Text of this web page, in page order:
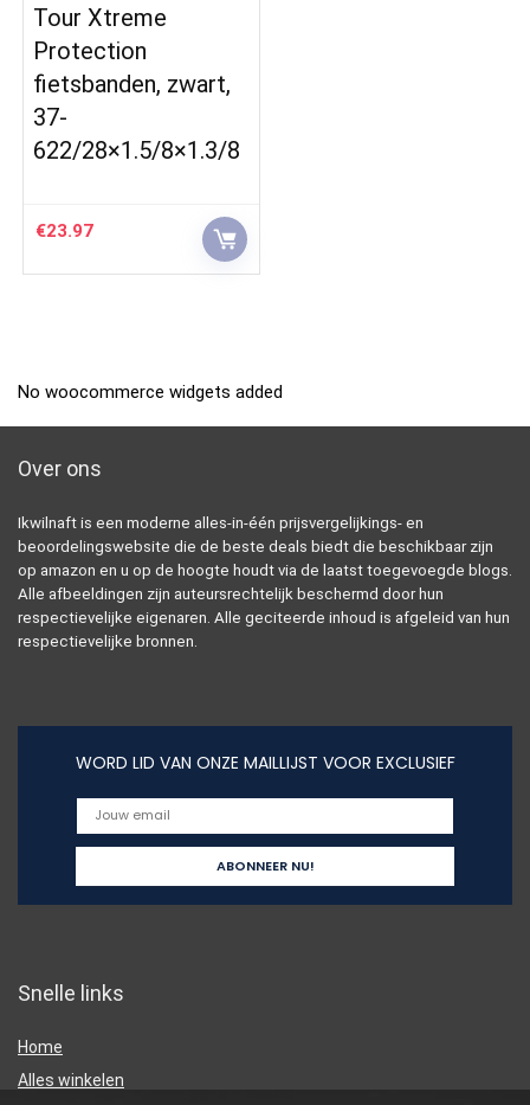
Tour Xtreme
Protection
fietsbanden, zwart,
37-
622/28×1.5/8×1.3/8
€23.97
No woocommerce widgets added
Over ons
Ikwilnaft is een moderne alles-in-één prijsvergelijkings- en
beoordelingswebsite die de beste deals biedt die beschikbaar zijn
op amazon en u op de hoogte houdt via de laatst toegevoegde blogs.
Alle afbeeldingen zijn auteursrechtelijk beschermd door hun
respectievelijke eigenaren. Alle geciteerde inhoud is afgeleid van hun
respectievelijke bronnen.
WORD LID VAN ONZE MAILLIJST VOOR EXCLUSIEF
Snelle links
Home
Alles winkelen